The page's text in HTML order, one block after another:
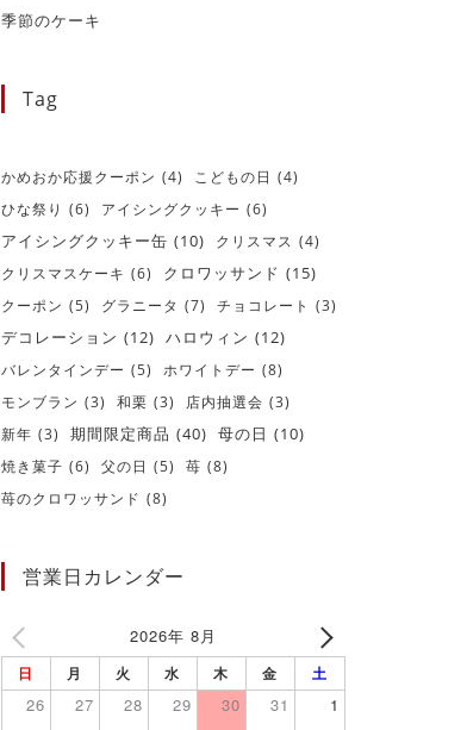
季節のケーキ
Tag
かめおか応援クーポン (4) こどもの日 (4)
ひな祭り (6) アイシングクッキー (6)
アイシングクッキー缶 (10) クリスマス (4)
クリスマスケーキ (6) クロワッサンド (15)
クーポン (5) グラニータ (7) チョコレート (3)
デコレーション (12) ハロウィン (12)
バレンタインデー (5) ホワイトデー (8)
モンブラン (3) 和栗 (3) 店内抽選会 (3)
新年 (3) 期間限定商品 (40) 母の日 (10)
焼き菓子 (6) 父の日 (5) 苺 (8)
苺のクロワッサンド (8)
営業日カレンダー
2026年 8月
日 月 火 水 木 金 土
26 27 28 29 30 31 1